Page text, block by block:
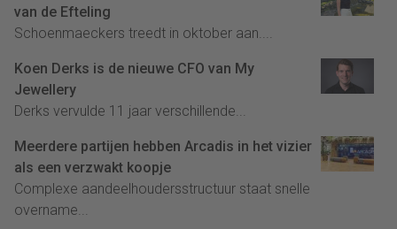
van de Efteling
Schoenmaeckers treedt in oktober aan....
Koen Derks is de nieuwe CFO van My
Jewellery
Derks vervulde 11 jaar verschillende...
Meerdere partijen hebben Arcadis in het vizier
als een verzwakt koopje
Complexe aandeelhoudersstructuur staat snelle
overname...